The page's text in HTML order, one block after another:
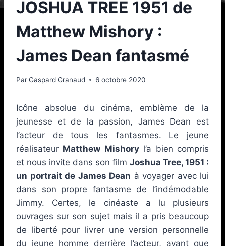
JOSHUA TREE 1951 de
Matthew Mishory :
James Dean fantasmé
ParGaspard Granaud 6 octobre 2020
Icône absolue du cinéma, emblème de la
jeunesse et de la passion, James Dean est
l’acteur de tous les fantasmes. Le jeune
réalisateur Matthew Mishoryl’a bien compris
et nous invite dans son film Joshua Tree, 1951 :
un portrait de James Dean à voyager avec lui
dans son propre fantasme de l’indémodable
Jimmy. Certes, le cinéaste a lu plusieurs
ouvrages sur son sujet mais il a pris beaucoup
de liberté pour livrer une version personnelle
du jeune homme derrière l’acteur, avant que